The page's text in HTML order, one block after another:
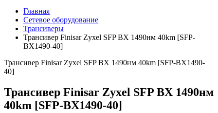
Главная
Сетевое оборудование
Трансиверы
Трансивер Finisar Zyxel SFP BX 1490нм 40km [SFP-
BX1490-40]
Трансивер Finisar Zyxel SFP BX 1490нм 40km [SFP-BX1490-
40]
Трансивер Finisar Zyxel SFP BX 1490нм
40km [SFP-BX1490-40]